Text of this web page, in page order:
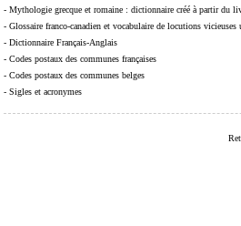
- Mythologie grecque et romaine : dictionnaire créé à partir du
- Glossaire franco-canadien et vocabulaire de locutions vicieuses
- Dictionnaire Français-Anglais
- Codes postaux des communes françaises
- Codes postaux des communes belges
- Sigles et acronymes